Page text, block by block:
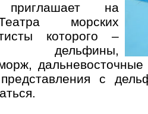
приглашает на
морских
которого –
дельфины,
с